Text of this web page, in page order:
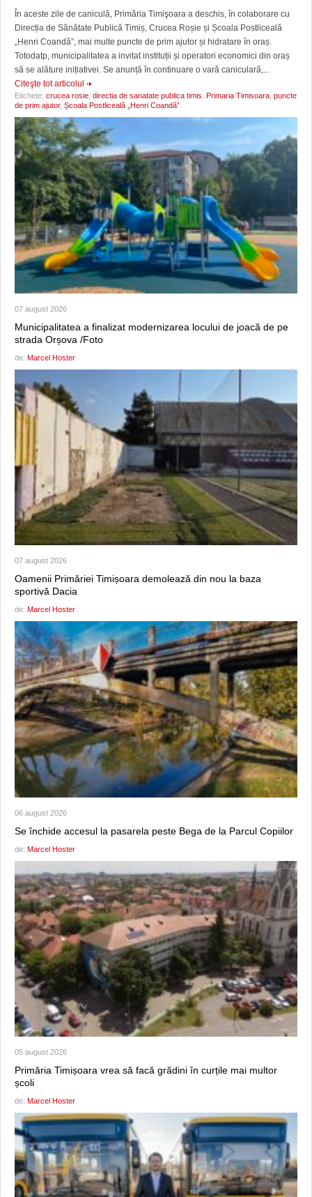
În aceste zile de caniculă, Primăria Timişoara a deschis, în colaborare cu
Direcția de Sănătate Publică Timiș, Crucea Roșie și Școala Postliceală
„Henri Coandă”, mai multe puncte de prim ajutor și hidratare în oraș.
Totodatp, municipalitatea a invitat instituții și operatori economici din oraș
să se alăture inițiativei. Se anunță în continuare o vară caniculară,...
Citeşte tot articolul
Etichete: crucea rosie directia de sanatate publica timis Primaria Timisoara puncte
de prim ajutor, Școala Postliceală „Henri Coandă”
07 august 2026
Municipalitatea a finalizat modernizarea locului de joacă de pe
strada Orșova /Foto
de: Marcel Hoster
07 august 2026
Oamenii Primăriei Timișoara demolează din nou la baza
sportivă Dacia
de: Marcel Hoster
06 august 2026
Se închide accesul la pasarela peste Bega de la Parcul Copiilor
de: Marcel Hoster
05 august 2026
Primăria Timișoara vrea să facă grădini în curțile mai multor
școli
de: Marcel Hoster